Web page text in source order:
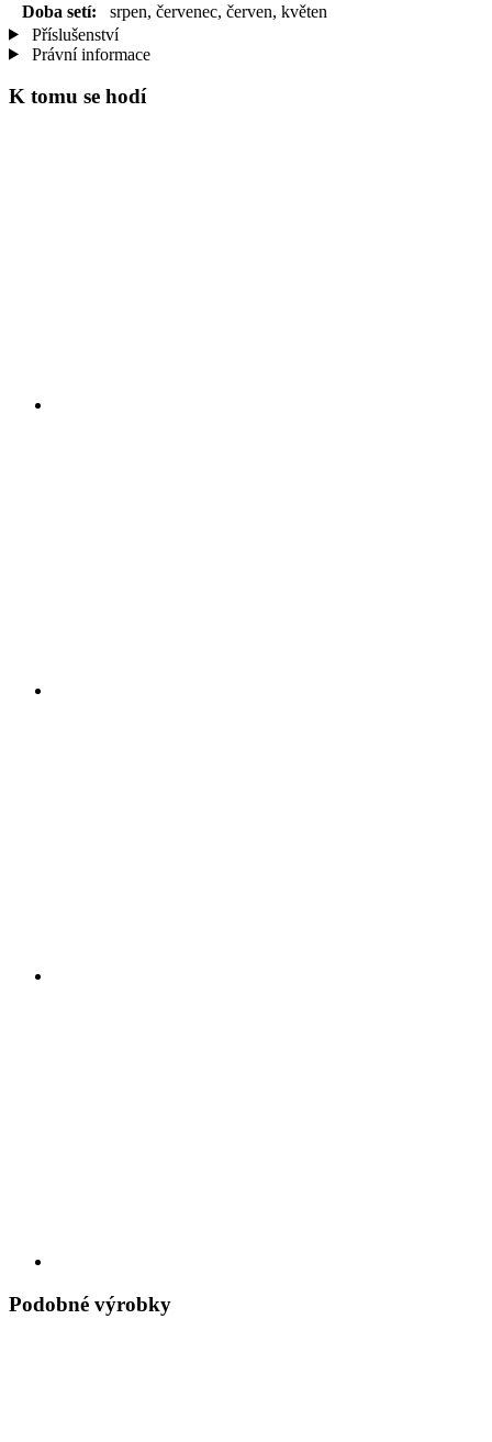
Doba setí:
srpen, červenec, červen, květen
Příslušenství
Právní informace
K tomu se hodí
Podobné výrobky